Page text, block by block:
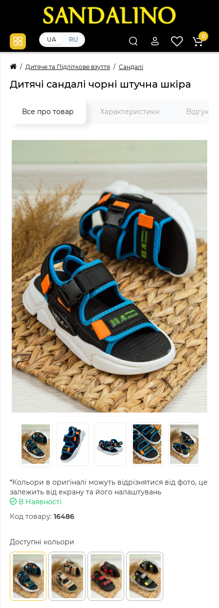
UA RU 0
Дитяче та Підліткове взуття Сандалі
Дитячі сандалі чорні штучна шкіра
Все про товар Характеристики Відгуки
*Кольори в оригіналі можуть відрізнятися від фото, це
залежить від екрану та його налаштувань
В Наявності
Код товару: 16486
Доступні кольори